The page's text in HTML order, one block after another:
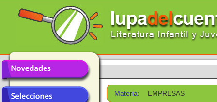
Materia: EMPRESAS